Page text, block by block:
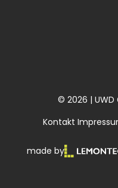
© 2026 | UWD
Kontakt
made by